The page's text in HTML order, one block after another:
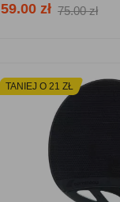
59.00 zł 75.00 zł
TANIEJ O 21 ZŁ